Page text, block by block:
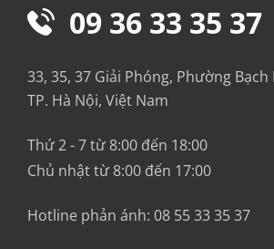
09 36 33 35 37
33, 35, 37 Giải Phóng, Phường Bạch
TP. Hà Nội, Việt Nam
Thứ 2 - 7 từ 8:00 đến 18:00
Chủ nhật từ 8:00 đến 17:00
Hotline phản ánh: 08 55 33 35 37